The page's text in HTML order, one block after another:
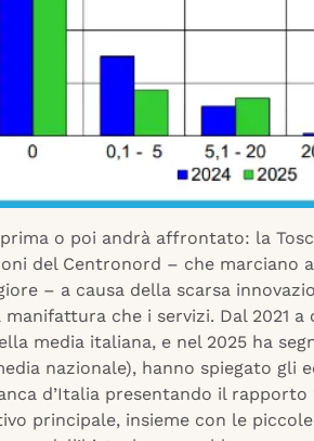
prima o poi andrà affrontato: la
del Centronord – che marciano
– a causa della scarsa
che i servizi. Dal 2021 a
media italiana, e nel 2025 ha
nazionale), hanno spiegato gli
d’Italia presentando il rapporto
principale, insieme con le